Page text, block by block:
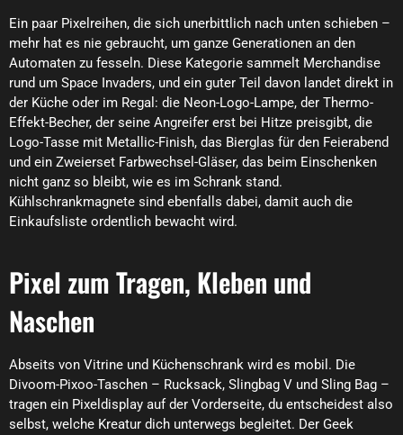
Ein paar Pixelreihen, die sich unerbittlich nach unten schieben –
mehr hat es nie gebraucht, um ganze Generationen an den
Automaten zu fesseln. Diese Kategorie sammelt Merchandise
rund um Space Invaders, und ein guter Teil davon landet direkt in
der Küche oder im Regal: die Neon-Logo-Lampe, der Thermo-
Effekt-Becher, der seine Angreifer erst bei Hitze preisgibt, die
Logo-Tasse mit Metallic-Finish, das Bierglas für den Feierabend
und ein Zweierset Farbwechsel-Gläser, das beim Einschenken
nicht ganz so bleibt, wie es im Schrank stand.
Kühlschrankmagnete sind ebenfalls dabei, damit auch die
Einkaufsliste ordentlich bewacht wird.
Pixel zum Tragen, Kleben und
Naschen
Abseits von Vitrine und Küchenschrank wird es mobil. Die
Divoom-Pixoo-Taschen – Rucksack, Slingbag V und Sling Bag –
tragen ein Pixeldisplay auf der Vorderseite, du entscheidest also
selbst, welche Kreatur dich unterwegs begleitet. Der Geek